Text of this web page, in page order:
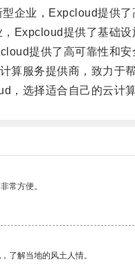
业，Expcloud提供了
提供了基础设
提供了高可靠性和安
服务提供商，致力于帮
选择适合自己的云计算
常方便。
了解当地的风土人情。